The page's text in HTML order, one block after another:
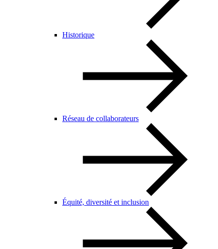
Historique
Réseau de collaborateurs
Équité, diversité et inclusion